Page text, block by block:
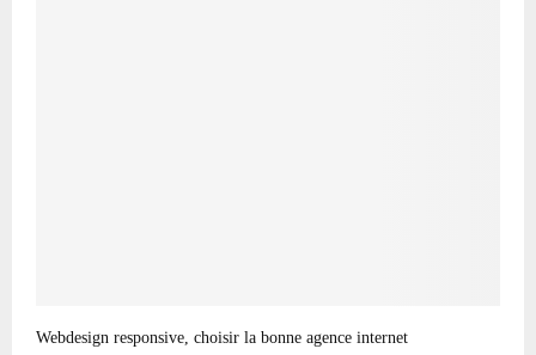
Webdesign responsive, choisir la bonne agence internet